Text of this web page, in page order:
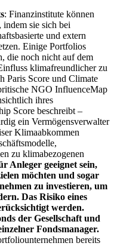
: Finanzinstitute können
sie sich bei
und extern
Einige Portfolios
die noch nicht auf dem
klimafreundlicher zu
Paris Score und Climate
NGO InfluenceMap
ihres
Score beschreibt –
ein Vermögensverwalter
Klimaabkommen
zu klimabezogenen
Anleger geeignet sein,
möchten und sogar
zu investieren, um
Das Risiko eines
werden.
der Gesellschaft und
Fondsmanager.
bereits